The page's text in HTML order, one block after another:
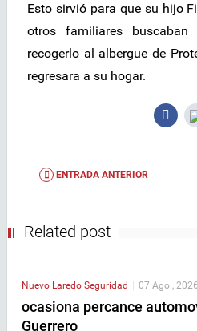
Esto sirvió para que su hijo
otros familiares
recogerlo al albergue de
regresara a su hogar.
ENTRADA ANTERIOR
Related post
Nuevo Laredo Seguridad 07 Ago , 2026
ocasiona percance
Guerrero